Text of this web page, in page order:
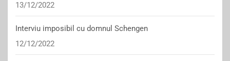
13/12/2022
Interviu imposibil cu domnul Schengen
12/12/2022